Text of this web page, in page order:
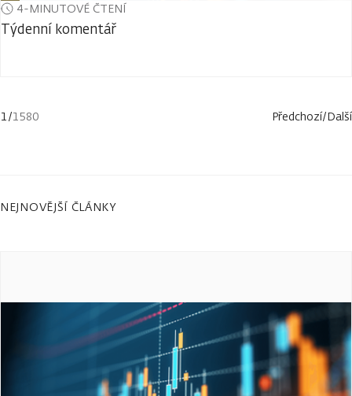
4-MINUTOVÉ ČTENÍ
Týdenní komentář
1/1580 Předchozí/Další
NEJNOVĚJŠÍ ČLÁNKY